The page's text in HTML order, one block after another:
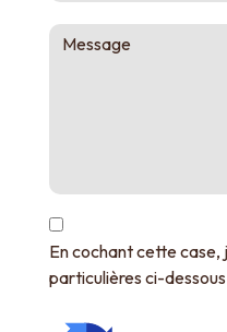
En cochant cette
particulières ci-